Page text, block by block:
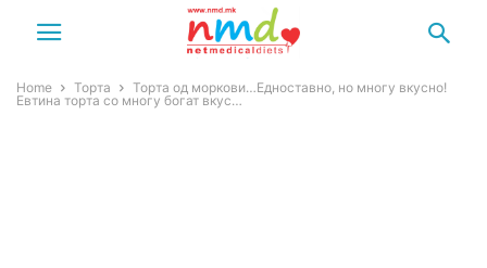
Home Торта
Торта од моркови…Едноставно, но многу вкусно!
Евтина торта со многу богат вкус…